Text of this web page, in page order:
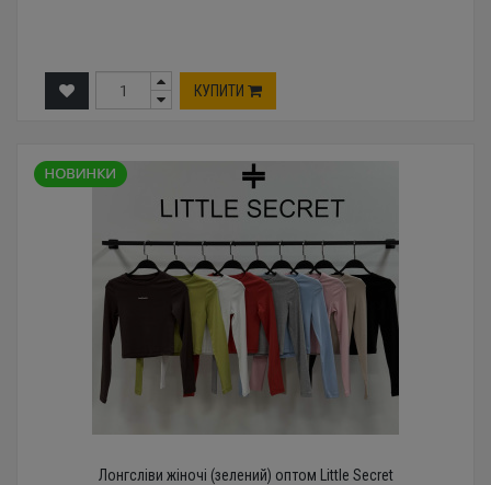
КУПИТИ
Лонгсліви жіночі (зелений) оптом Little Secret